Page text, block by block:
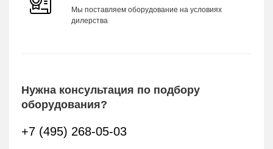
Мы поставляем оборудование на условиях
дилерства
Нужна консультация по подбору
оборудования?
+7 (495) 268-05-03